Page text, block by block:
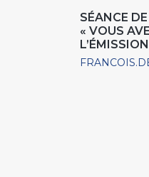
SÉANCE
« VOUS